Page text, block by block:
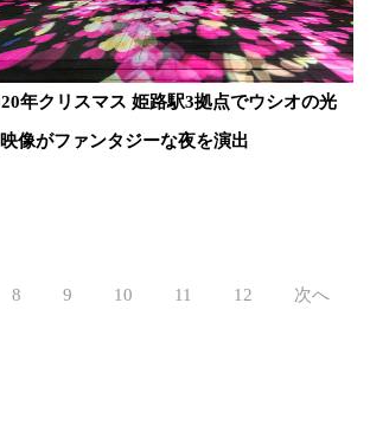
年クリスマス 姫路駅3拠点でウシオの光
像がファンタジーな夜を演出
8 9 10 11 12 次へ